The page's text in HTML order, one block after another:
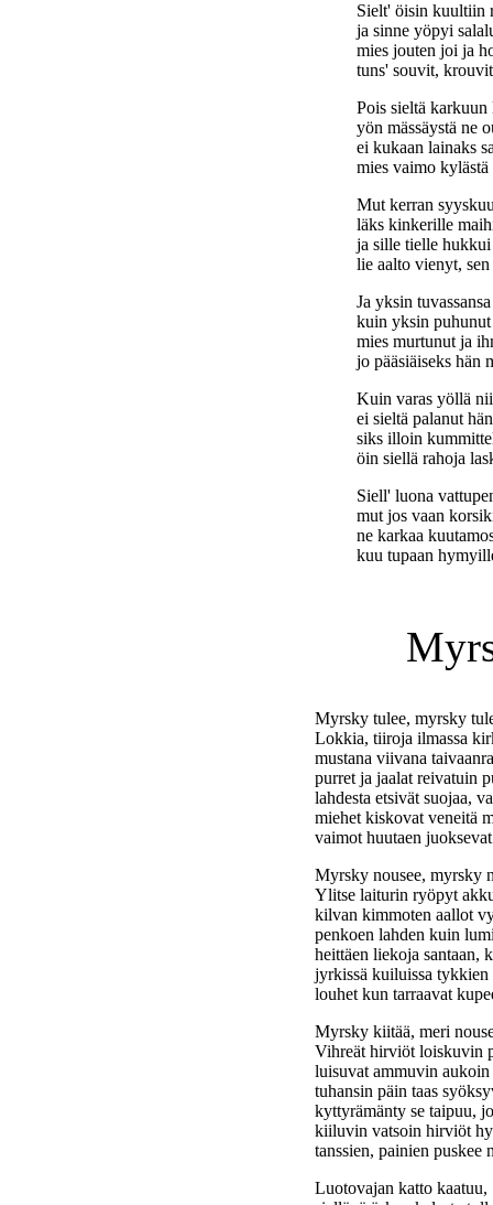
Sielt' öisin kuultiin
ja sinne yöpyi
mies jouten joi ja
tuns' souvit,
Pois sieltä
yön mässäystä ne
ei kukaan lainaks
mies vaimo
Mut kerran
läks kinkerille
ja sille tielle
lie aalto vienyt,
Ja yksin
kuin yksin puhunut
mies murtunut ja
jo pääsiäiseks hän
Kuin varas yöllä
ei sieltä palanut
siks illoin
öin siellä rahoja
Siell' luona
mut jos vaan
ne karkaa
kuu tupaan
Myrsky tulee, myrsky
Lokkia, tiiroja ilmassa
mustana viivana
purret ja jaalat reivatuin
lahdesta etsivät suojaa,
miehet kiskovat veneitä
vaimot huutaen
Myrsky nousee, myrsky
Ylitse laiturin ryöpyt
kilvan kimmoten aallot
penkoen lahden kuin
heittäen liekoja santaan,
jyrkissä kuiluissa tykkien
louhet kun tarraavat
Myrsky kiitää, meri
Vihreät hirviöt loiskuvin
luisuvat ammuvin
tuhansin päin taas
kyttyrämänty se taipuu,
kiiluvin vatsoin hirviöt
tanssien, painien puskee
Luotovajan katto kaatuu,